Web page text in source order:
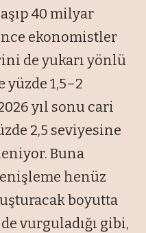
40 milyar
ekonomistler
de yukarı yönlü
1,5–2
yıl sonu cari
2,5 seviyesine
Buna
henüz
boyutta
vurguladığı gibi,